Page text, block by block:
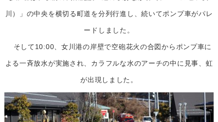
川）」の中央を横切る町道を分列行進し、続いてポンプ車がパレ
ードしました。
そして10:00、女川港の岸壁で空砲花火の合図からポンプ車に
よる一斉放水が実施され、カラフルな水のアーチの中に見事、虹
が出現しました。